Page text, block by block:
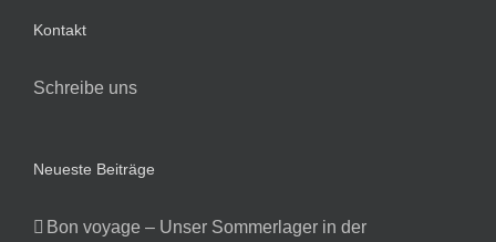
Kontakt
Schreibe uns
Neueste Beiträge
Bon voyage – Unser Sommerlager in der